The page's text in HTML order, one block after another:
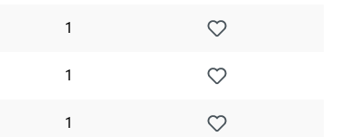
1
1
1